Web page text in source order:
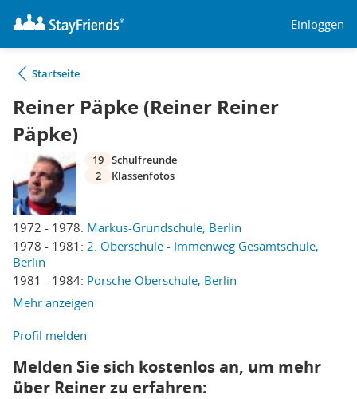
Einloggen
Startseite
Reiner Päpke (Reiner Reiner
Päpke)
1972 - 1978: Markus-Grundschule, Berlin
1978 - 1981: 2. Oberschule - Immenweg Gesamtschule,
Berlin
1981 - 1984: Porsche-Oberschule, Berlin
Mehr anzeigen
19 Schulfreunde
2
Klassenfotos
Profil melden
Melden Sie sich kostenlos an, um mehr
über Reiner zu erfahren: